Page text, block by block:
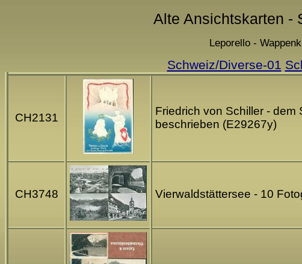
Alte Ansichtskarten -
Leporello -
Schweiz/Diverse-01
CH2131
Friedrich von Schiller - dem
beschrieben (E29267y)
CH3748 Vierwaldstättersee - 10